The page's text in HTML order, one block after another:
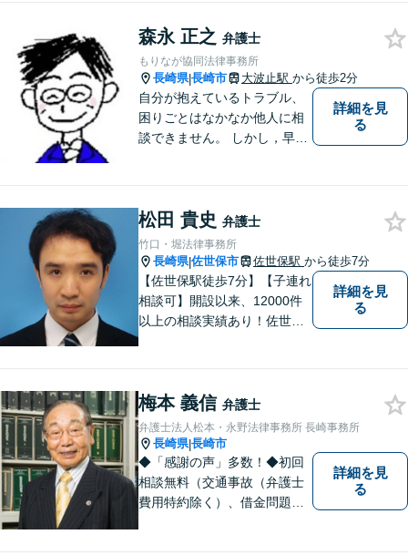
森永 正之 弁護士
もりなが協同法律事務所
長崎県|長崎市 大波止駅 から徒歩2分
自分が抱えているトラブル、
困りごとはなかなか他人に相
談できません。 しかし，早め
談してみませんか。
詳細を見
る
松田 貴史 弁護士
竹口・堀法律事務所
長崎県|佐世保市 佐世保駅 から徒歩7分
【佐世保駅徒歩7分】【子連れ
相談可】開設以来、12000件
以上の相談実績あり！佐世保
題・企業法務等、お困りごと
はなんでもご相談ください。
【他士業連携】
詳細を見
る
梅本 義信 弁護士
弁護士法人松本・永野法律事務所 長崎事務所
長崎県|長崎市
◆「感謝の声」多数！◆初回
相談無料（交通事故（弁護士
費用特約除く）、借金問題、
詳細を見
る